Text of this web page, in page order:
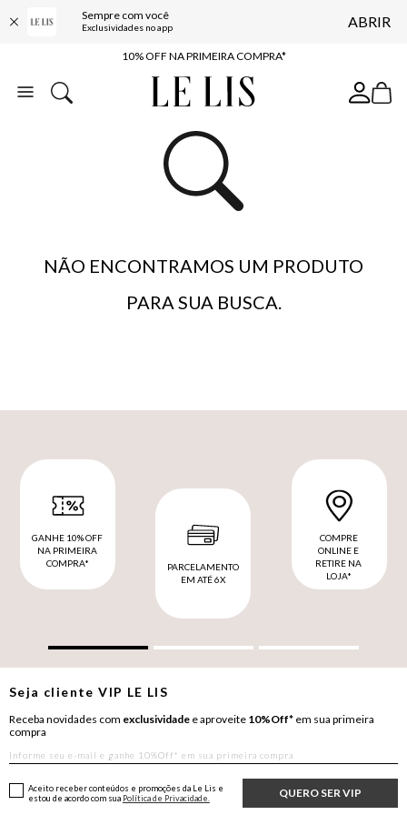
Sempre com você
Exclusividades no app ABRIR
BAIXE O APP
10% OFF NA PRIMEIRA COMPRA*
COMPRE ONLINE E RETIRE EM LOJA*
FRETE GRÁTIS*
BAIXE O APP
10% OFF NA PRIMEIRA COMPRA*
NÃO ENCONTRAMOS UM PRODUTO
PARA SUA BUSCA.
GANHE 10% OFF
NA PRIMEIRA
COMPRA*
PARCELAMENTO
EM ATÉ 6X
COMPRE
ONLINE E
RETIRE NA
LOJA*
Seja clienteVIP LE LIS
Receba novidades com exclusividade e aproveite 10%Off* em sua primeira
compra
QUERO SER VIP
Aceito receber conteúdos e promoções da Le Lis e
estou de acordo com sua Política de Privacidade.